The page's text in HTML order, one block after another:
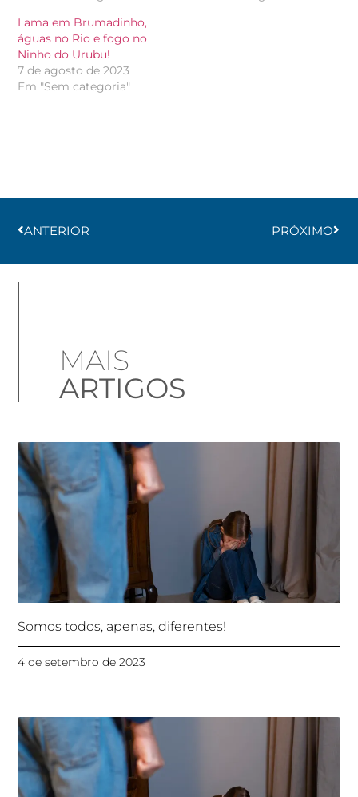
Lama em Brumadinho,
águas no Rio e fogo no
Ninho do Urubu!
7 de agosto de 2023
Em "Sem categoria"
ANTERIOR PRÓXIMO
MAIS
ARTIGOS
Somos todos, apenas, diferentes!
4 de setembro de 2023